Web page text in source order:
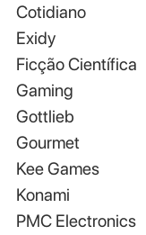
Cotidiano
Exidy
Ficção Científica
Gaming
Gottlieb
Gourmet
Kee Games
Konami
PMC Electronics